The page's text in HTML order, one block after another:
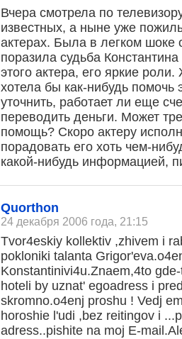
Вчера смотрела по
известных, а ныне уже
актерах. Была в легком шоке
поразила судьба
этого актера, его яркие
хотела бы как-нибудь помочь
уточнить, работает ли еще
переводить деньги. Может
помощь? Скоро актеру
порадовать его хоть чем-
какой-нибудь информацией,
Quorthon
24 декабря 2006 года, 21:15
Tvor4eskiy kollektiv ,zhivem i
pokloniki talanta
Konstantinivi4u.Znaem,4to
hoteli by uznat' egoadress i
skromno.o4enj proshu ! Vedj
horoshie l'udi ,bez reitingov i
adress..pishite na moj E-